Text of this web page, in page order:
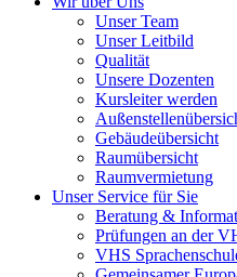
Unser Team
Unser Leitbild
Qualität
Unsere Dozenten
Kursleiter werden
Gebäudeübersicht
Raumübersicht
Raumvermietung
Unser Service für Sie
Beratung &
Prüfungen an der
VHS